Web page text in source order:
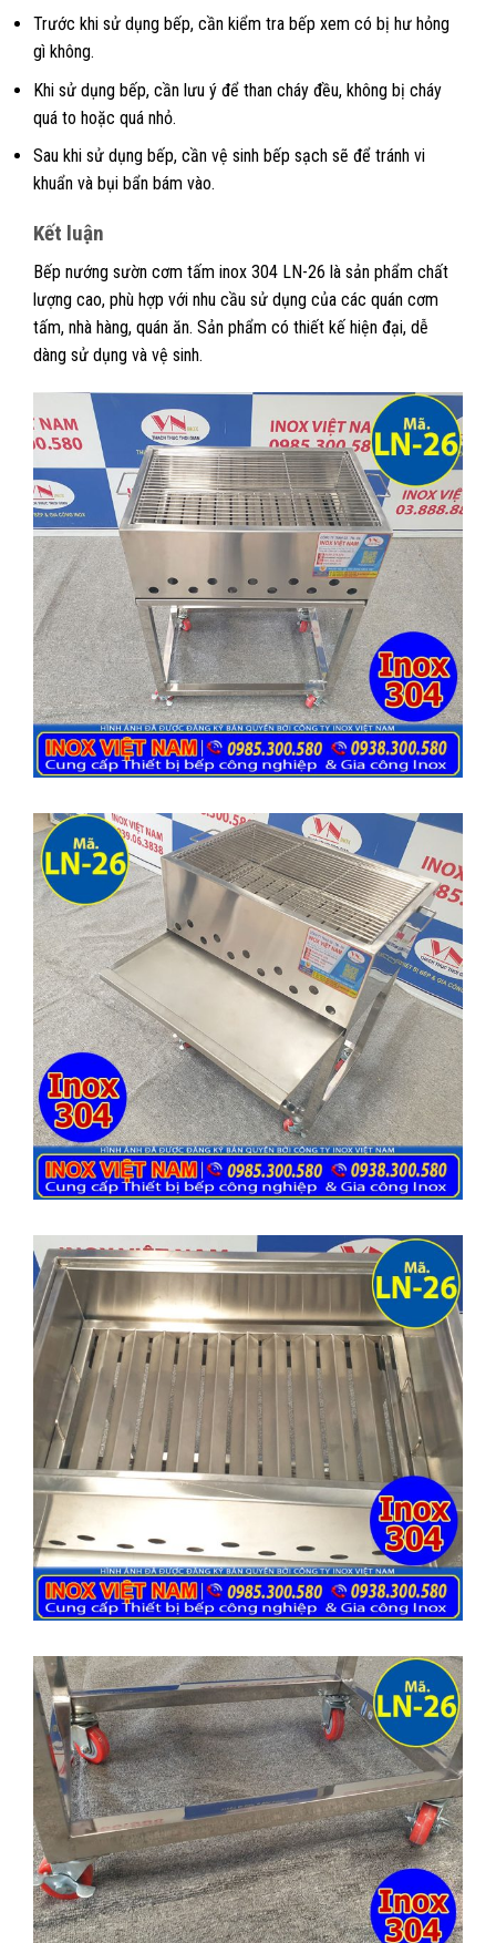
Trước khi sử dụng bếp, cần kiểm tra bếp xem có bị hư hỏng
gì không.
Khi sử dụng bếp, cần lưu ý để than cháy đều, không bị cháy
quá to hoặc quá nhỏ.
Sau khi sử dụng bếp, cần vệ sinh bếp sạch sẽ để tránh vi
khuẩn và bụi bẩn bám vào.
Kết luận
Bếp nướng sườn cơm tấm inox 304 LN-26 là sản phẩm chất
lượng cao, phù hợp với nhu cầu sử dụng của các quán cơm
tấm, nhà hàng, quán ăn. Sản phẩm có thiết kế hiện đại, dễ
dàng sử dụng và vệ sinh.